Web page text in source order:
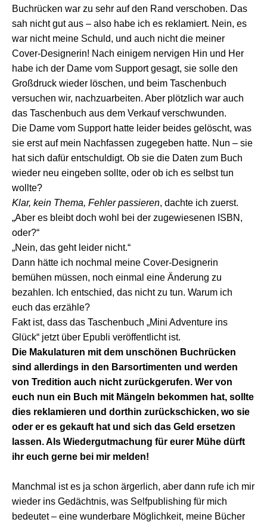
Buchrücken war zu sehr auf den Rand verschoben. Das
sah nicht gut aus – also habe ich es reklamiert. Nein, es
war nicht meine Schuld, und auch nicht die meiner
Cover-Designerin! Nach einigem nervigen Hin und Her
habe ich der Dame vom Support gesagt, sie solle den
Großdruck wieder löschen, und beim Taschenbuch
versuchen wir, nachzuarbeiten. Aber plötzlich war auch
das Taschenbuch aus dem Verkauf verschwunden.
Die Dame vom Support hatte leider beides gelöscht, was
sie erst auf mein Nachfassen zugegeben hatte. Nun – sie
hat sich dafür entschuldigt. Ob sie die Daten zum Buch
wieder neu eingeben sollte, oder ob ich es selbst tun
wollte?
Klar, kein Thema, Fehler passieren, dachte ich zuerst.
„Aber es bleibt doch wohl bei der zugewiesenen ISBN,
oder?“
„Nein, das geht leider nicht.“
Dann hätte ich nochmal meine Cover-Designerin
bemühen müssen, noch einmal eine Änderung zu
bezahlen. Ich entschied, das nicht zu tun. Warum ich
euch das erzähle?
Fakt ist, dass das Taschenbuch „Mini Adventure ins
Glück“ jetzt über Epubli veröffentlicht ist.
Die Makulaturen mit dem unschönen Buchrücken
sind allerdings in den Barsortimenten und werden
von Tredition auch nicht zurückgerufen. Wer von
euch nun ein Buch mit Mängeln bekommen hat, sollte
dies reklamieren und dorthin zurückschicken, wo sie
oder er es gekauft hat und sich das Geld ersetzen
lassen. Als Wiedergutmachung für eurer Mühe dürft
ihr euch gerne bei mir melden!
Manchmal ist es ja schon ärgerlich, aber dann rufe ich mir
wieder ins Gedächtnis, was Selfpublishing für mich
bedeutet – eine wunderbare Möglichkeit, meine Bücher